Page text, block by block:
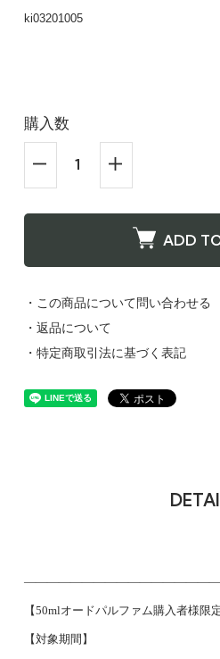
ki03201005
購入数
ADD
・この商品について問い合わせる
・返品について
・特定商取引法に基づく表記
【50mlオードパルファム購入者様限
【対象期間】